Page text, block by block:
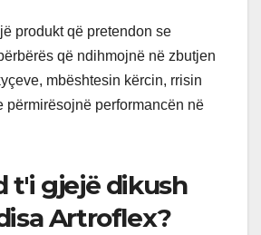
produkt që pretendon se
që ndihmojnë në zbutjen
mbështesin kërcin, rrisin
përmirësojnë performancën në
t'i gjejë dikush
Artroflex?